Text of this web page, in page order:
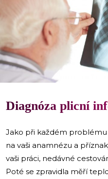
Diagnóza plicní
Jako při každém
na vaši anamnézu a
vaši práci, nedávné
Poté se zpravidla měří